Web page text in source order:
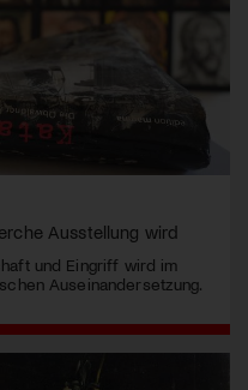
Ausstellung wird
und Eingriff wird im
Auseinandersetzung.